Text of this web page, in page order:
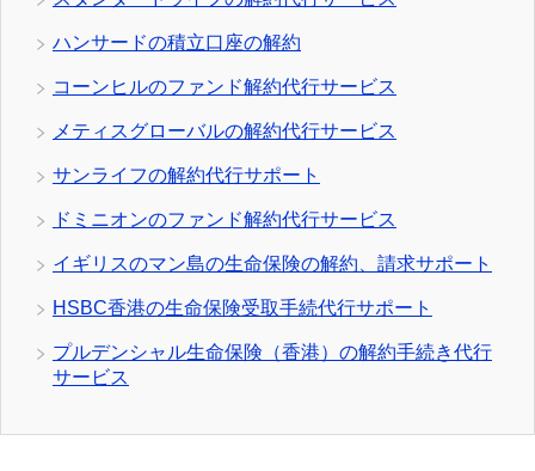
ハンサードの積立口座の解約
コーンヒルのファンド解約代行サービス
メティスグローバルの解約代行サービス
サンライフの解約代行サポート
ドミニオンのファンド解約代行サービス
イギリスのマン島の生命保険の解約、請求サポート
HSBC香港の生命保険受取手続代行サポート
プルデンシャル生命保険（香港）の解約手続き代行
サービス